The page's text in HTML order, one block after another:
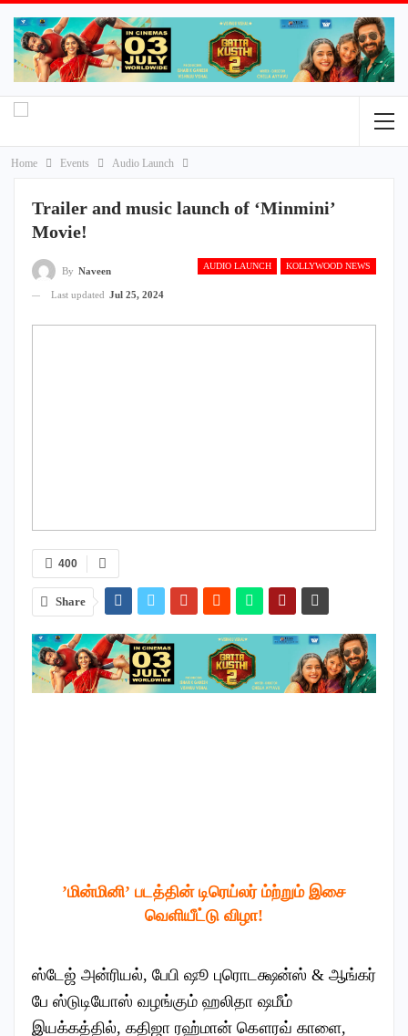
Home Events Audio Launch
Trailer and music launch of ‘Minmini’
Movie!
AUDIO LAUNCH KOLLYWOOD NEWS
By Naveen
Last updated Jul 25, 2024
400
Share
’மின்மினி’ படத்தின் டிரெய்லர் ம்ற்றும் இசை
வெளியீட்டு விழா!
ஸ்டேஜ் அன்ரியல், பேபி ஷூ புரொடக்ஷன்ஸ் & ஆங்கர்
பே ஸ்டுடியோஸ் வழங்கும் ஹலிதா ஷமீம்
இயக்கத்தில், கதிஜா ரஹ்மான் கௌரவ் காளை,